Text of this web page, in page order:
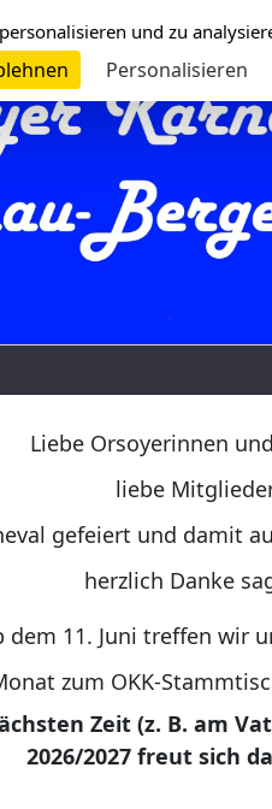
Liebe Orsoyerinnen
liebe
gefeiert und damit
herzlich Danke
dem 11. Juni treffen wir
zum OKK-
Zeit (z. B. am
2026/2027 freut sich
und zu
Personalisieren